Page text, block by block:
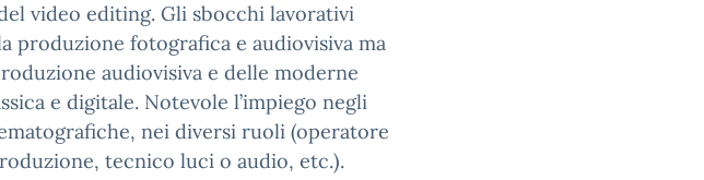
video editing. Gli sbocchi lavorativi
produzione fotografica e audiovisiva ma
audiovisiva e delle moderne
e digitale. Notevole l’impiego negli
nei diversi ruoli (operatore
tecnico luci o audio, etc.).